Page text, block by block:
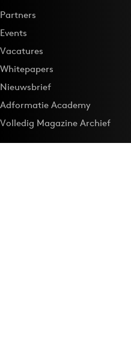
Partners
Events
Vacatures
Whitepapers
Nieuwsbrief
Adformatie Academy
Volledig Magazine Archief